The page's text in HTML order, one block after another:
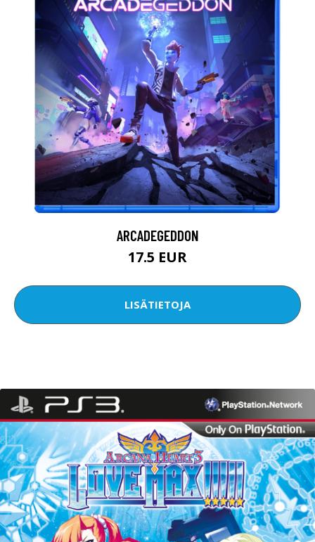
ARCADEGEDDON
17.5 EUR
LISÄTIETOJA